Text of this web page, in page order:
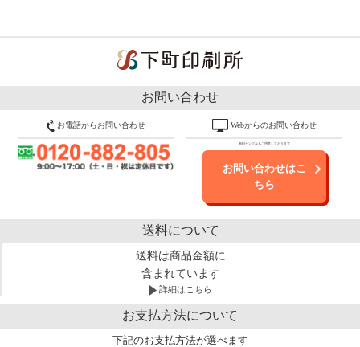
お問い合わせ
お電話からお問い合わせ Webからのお問い合わせ
無料サンプルもご用意しております
お問い合わせはこ
ちら
送料について
送料は商品金額に
含まれています
詳細はこちら
お支払方法について
下記のお支払方法が選べます